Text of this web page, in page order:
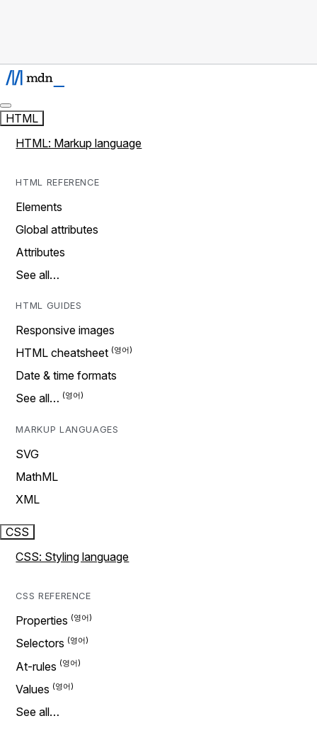
HTML
HTML: Markup language
HTML REFERENCE
Elements
Global attributes
Attributes
See all…
HTML GUIDES
Responsive images
HTML cheatsheet
Date & time formats
See all…
MARKUP LANGUAGES
SVG
MathML
XML
CSS
CSS: Styling language
CSS REFERENCE
Properties
Selectors
At-rules
Values
See all…